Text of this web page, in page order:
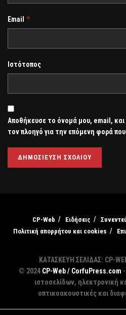
Email *
Ιστότοπος
Αποθήκευσε το όνομά μου, email,
τον πλοηγό για την επόμενη φορά
CP-Web Ειδήσεις
Πολιτική απορρήτου και cookies
ΚΑΤΑΣΚΕΥΗ ΣΕΛΙΔΑΣ: CP-
© 2024 CP-Web / CorfuPress.com
ιστοσελίδων, ηλεκτρονική
οπτικοακουστικές και